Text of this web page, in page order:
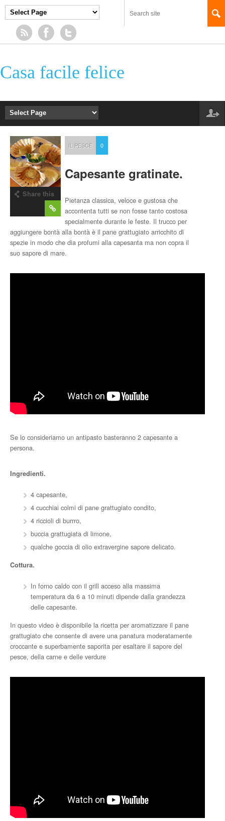
Casa facile felice
Share this
IL PESCE 0
Capesante gratinate.
Pietanza classica, veloce e gustosa che
accontenta tutti se non fosse tanto costosa
specialmente durante le feste. Il trucco per
aggiungere bontà alla bontà è il pane grattugiato arricchito di
spezie in modo che dia profumi alla capesanta ma non copra il
suo sapore di mare.
Se lo consideriamo un antipasto basteranno 2 capesante a
persona.
Ingredienti.
4 capesante,
4 cucchiai colmi di pane grattugiato condito,
4 riccioli di burrro,
buccia grattugiata di limone,
qualche goccia di olio extravergine sapore delicato.
Cottura.
In forno caldo con il grill acceso alla massima
temperatura da 6 a 10 minuti dipende dalla grandezza
delle capesante.
In questo video è disponibile la ricetta per aromatizzare il pane
grattugiato che consente di avere una panatura moderatamente
croccante e superbamente saporita per esaltare il sapore del
pesce, della carne e delle verdure